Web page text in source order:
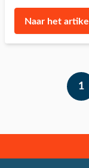
Naar het artikel
1